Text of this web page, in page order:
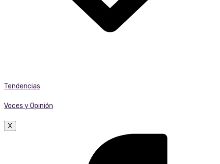
Tendencias
Voces y Opinión
X